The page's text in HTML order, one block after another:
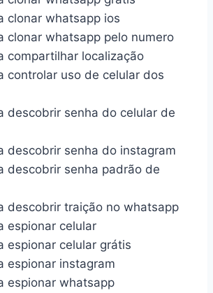
clonar whatsapp ios
clonar whatsapp pelo numero
compartilhar localização
controlar uso de celular dos
descobrir senha do celular de
descobrir senha do instagram
descobrir senha padrão de
descobrir traição no whatsapp
espionar celular
espionar celular grátis
espionar instagram
espionar whatsapp